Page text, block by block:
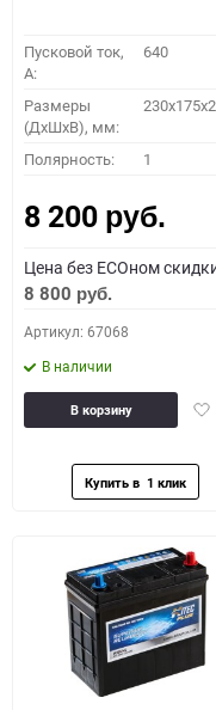
Пусковой ток,
A:
640
Размеры
(ДхШхВ), мм:
Полярность: 1
8 200 руб.
Цена без ECOном
8 800 руб.
Артикул: 67068
В наличии
В корзину